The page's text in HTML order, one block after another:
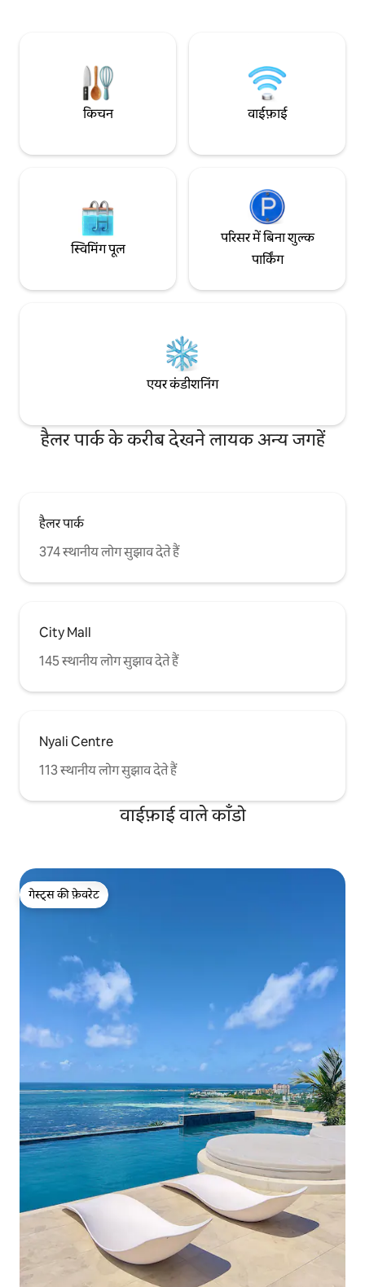
है और इसका शुल्क अलग से लिया जाता है।
किचन वाईफ़ाई
स्विमिंग पूल
परिसर में बिना शुल्क
पार्किंग
एयर कंडीशनिंग
हैलर पार्क के करीब देखने लायक अन्य जगहें
हैलर पार्क
374 स्थानीय लोग सुझाव देते हैं
City Mall
145 स्थानीय लोग सुझाव देते हैं
Nyali Centre
113 स्थानीय लोग सुझाव देते हैं
वाईफ़ाई वाले काँडो
गेस्ट्स की फ़ेवरेट
गेस्ट्स की फ़ेवरेट